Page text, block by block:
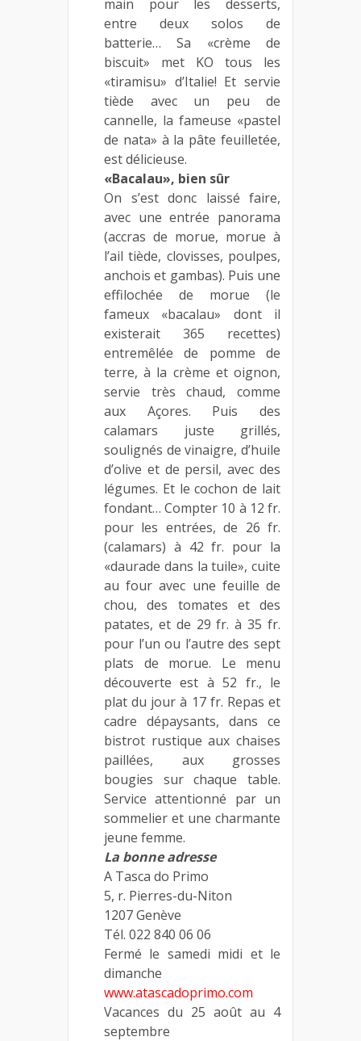
main pour les desserts,
entre deux solos de
batterie… Sa «crème de
biscuit» met KO tous les
«tiramisu» d’Italie! Et servie
tiède avec un peu de
cannelle, la fameuse «pastel
de nata» à la pâte feuilletée,
est délicieuse.
«Bacalau», bien sûr
On s’est donc laissé faire,
avec une entrée panorama
(accras de morue, morue à
l’ail tiède, clovisses, poulpes,
anchois et gambas). Puis une
effilochée de morue (le
fameux «bacalau» dont il
existerait 365 recettes)
entremêlée de pomme de
terre, à la crème et oignon,
servie très chaud, comme
aux Açores. Puis des
calamars juste grillés,
soulignés de vinaigre, d’huile
d’olive et de persil, avec des
légumes. Et le cochon de lait
fondant… Compter 10 à 12 fr.
pour les entrées, de 26 fr.
(calamars) à 42 fr. pour la
«daurade dans la tuile», cuite
au four avec une feuille de
chou, des tomates et des
patates, et de 29 fr. à 35 fr.
pour l’un ou l’autre des sept
plats de morue. Le menu
découverte est à 52 fr., le
plat du jour à 17 fr. Repas et
cadre dépaysants, dans ce
bistrot rustique aux chaises
paillées, aux grosses
bougies sur chaque table.
Service attentionné par un
sommelier et une charmante
jeune femme.
La bonne adresse
A Tasca do Primo
5, r. Pierres-du-Niton
1207 Genève
Tél. 022 840 06 06
Fermé le samedi midi et le
dimanche
www.atascadoprimo.com
Vacances du 25 août au 4
septembre